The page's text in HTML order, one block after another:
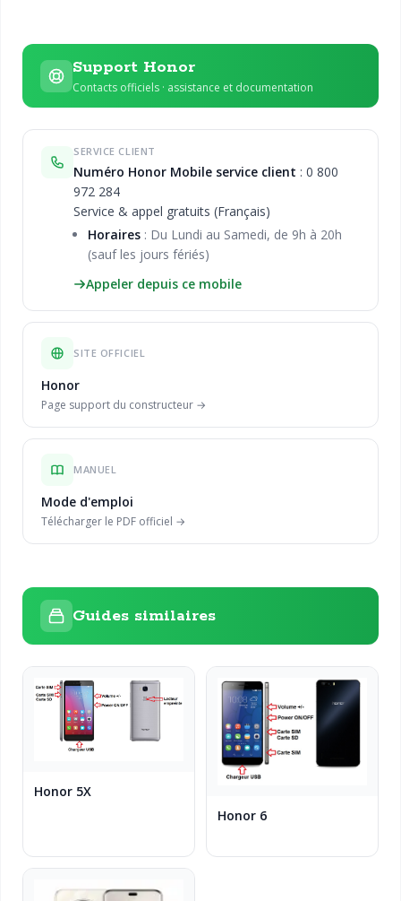
Support Honor
Contacts officiels · assistance et documentation
SERVICE CLIENT
Numéro Honor Mobile service client : 0 800
972 284
Service & appel gratuits (Français)
Horaires : Du Lundi au Samedi, de 9h à 20h
(sauf les jours fériés)
Appeler depuis ce mobile
SITE OFFICIEL
Honor
Page support du constructeur →
MANUEL
Mode d'emploi
Télécharger le PDF officiel →
Guides similaires
Honor 5X
Honor 6